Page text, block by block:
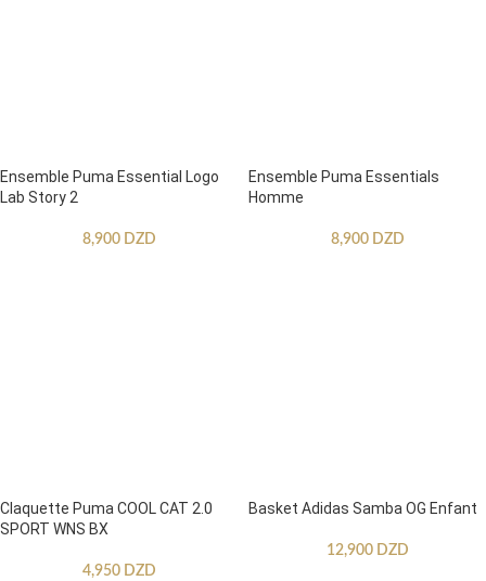
Ensemble Puma Essential Logo
Lab Story 2
8,900 DZD
Ensemble Puma Essentials
Homme
8,900 DZD
Claquette Puma COOL CAT 2.0
SPORT WNS BX
4,950 DZD
Basket Adidas Samba OG Enfant
12,900 DZD